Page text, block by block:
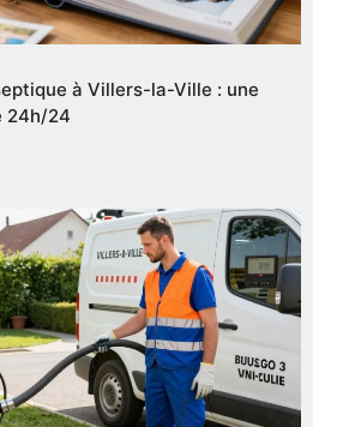
à Villers-la-Ville : une
24h/24